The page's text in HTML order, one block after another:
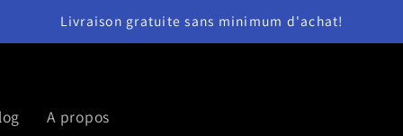
Livraison gratuite sans minimum d'achat!
A propos